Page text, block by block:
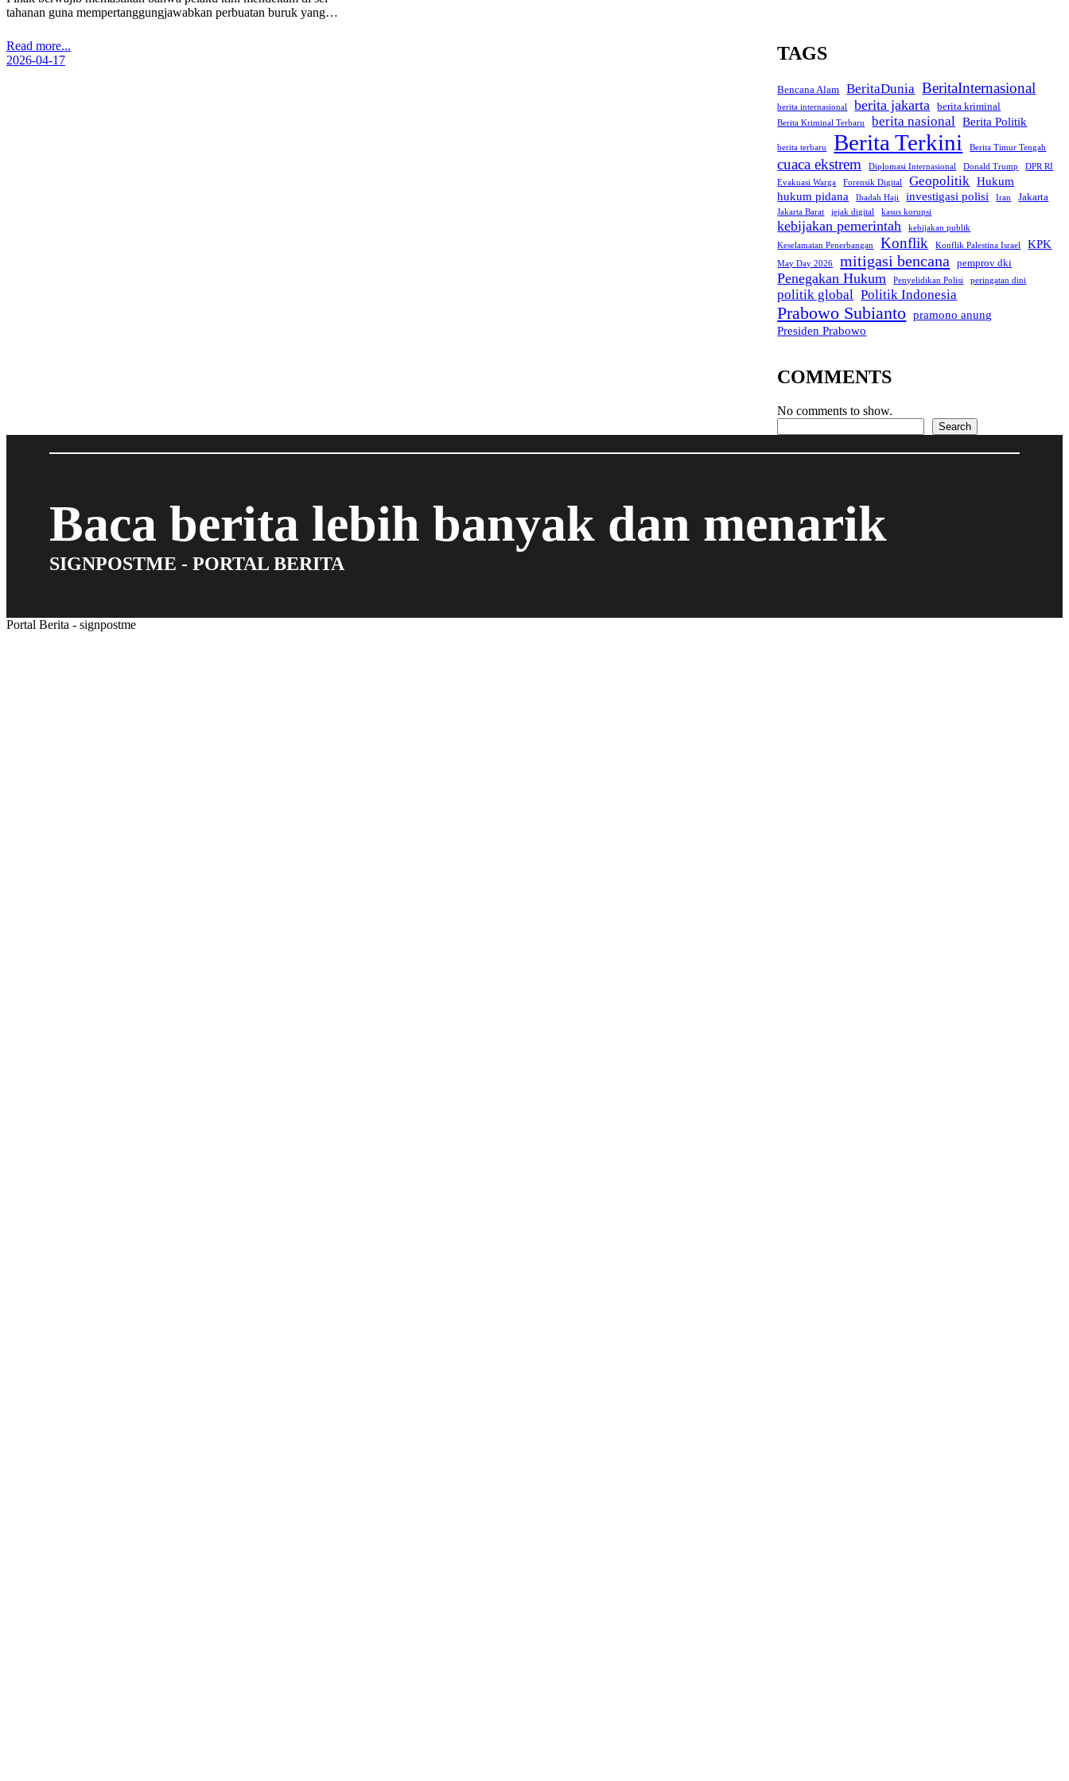
tahanan guna mempertanggungjawabkan perbuatan buruk yang…
Read more...
2026-04-17
TAGS
Bencana Alam BeritaDunia BeritaInternasional
berita internasional berita jakarta berita kriminal
Berita Kriminal Terbaru berita nasional Berita Politik
berita terbaru Berita Terkini Berita Timur Tengah
cuaca ekstrem Diplomasi Internasional Donald Trump
DPR RI
Evakuasi Warga
Forensik Digital Geopolitik Hukum
hukum pidana
Ibadah Haji investigasi polisi Iran Jakarta
Jakarta Barat jejak digital kasus korupsi
kebijakan pemerintah
kebijakan publik
Keselamatan Penerbangan
Konflik Konflik Palestina Israel KPK
May Day 2026 mitigasi bencana pemprov dki
Penegakan Hukum Penyelidikan Polisi peringatan dini
politik global Politik Indonesia
Prabowo Subianto pramono anung
Presiden Prabowo
COMMENTS
No comments to show.
Search
Baca berita lebih banyak dan menarik
SIGNPOSTME - PORTAL BERITA
Portal Berita - signpostme